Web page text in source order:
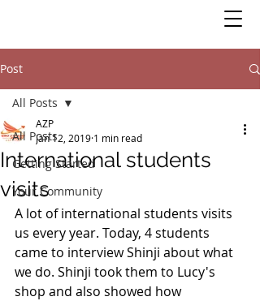
Post
All Posts
Getting Started
Your Community
All Posts
International students
visits
AZP
Jan 12, 2019 1 min read
A lot of international students visits
us every year. Today, 4 students
came to interview Shinji about what
we do. Shinji took them to Lucy's
shop and also showed how